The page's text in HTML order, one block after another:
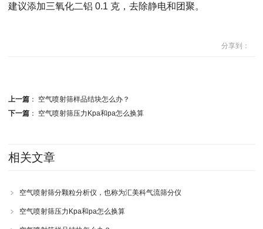
建议添加三氧化二铝 0.1 克，去除静电和团聚。
分享到：
上一篇：
空气喷射筛样品结块怎么办？
下一篇： 空气喷射筛压力Kpa和pa怎么换算
相关文章
空气喷射筛分颗粒分析仪，也称为汇美科气流筛分仪
空气喷射筛压力Kpa和pa怎么换算